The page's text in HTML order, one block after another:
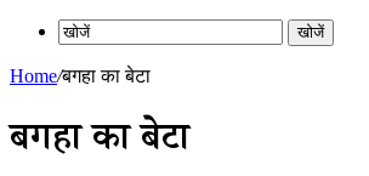
खोजें
Home/बगहा का बेटा
बगहा का बेटा